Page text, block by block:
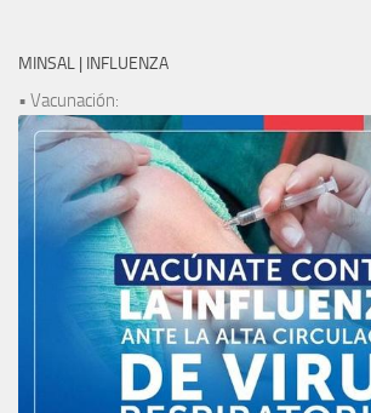
MINSAL | INFLUENZA
• Vacunación: